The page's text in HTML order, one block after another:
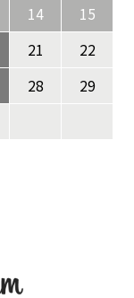
14
15
21
22
28
29